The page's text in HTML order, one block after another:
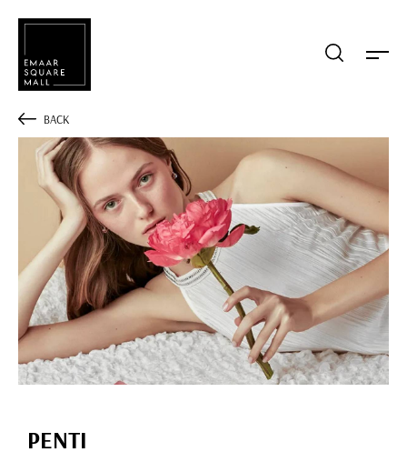
BACK
PENTI
Mağaza, restaurant, etkinlik arama
POPÜLER ARAMALAR
Alışveriş Lezzet Eğlence
Kampanyalar Etkinlik